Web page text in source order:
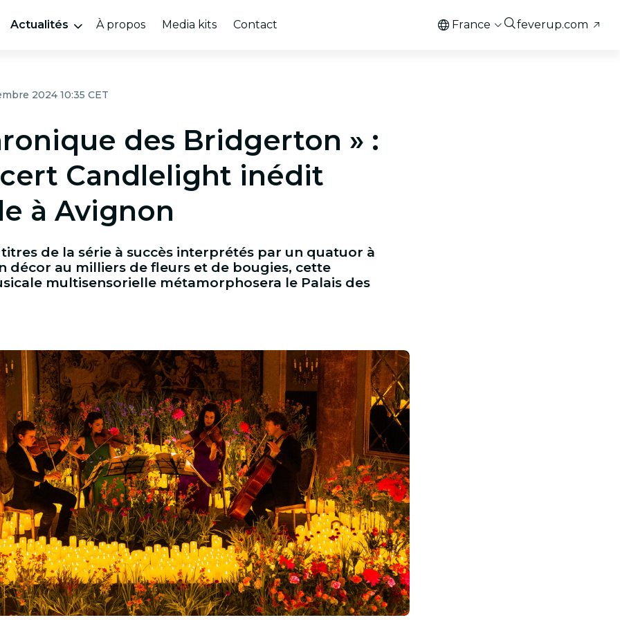
Actualités À propos Media kits Contact France feverup.com
2024 10:35 CET
des Bridgerton » :
Candlelight inédit
à Avignon
de la série à succès interprétés par un quatuor à
décor au milliers de fleurs et de bougies, cette
multisensorielle métamorphosera le Palais des